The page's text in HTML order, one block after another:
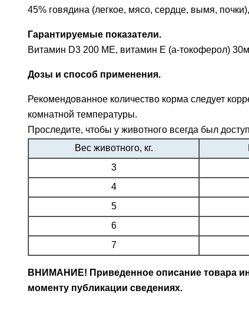
45% говядина (легкое, мясо, сердце, вымя,
Гарантируемые показатели.
Витамин D3 200 МЕ, витамин Е (a-токоферол)
Дозы и способ применения.
Рекомендованное количество корма следует
комнатной температуры.
Проследите, чтобы у животного всегда был
Вес животного, кг.
3
4
5
6
7
ВНИМАНИЕ! Приведенное описание товара
моменту публикации сведениях.